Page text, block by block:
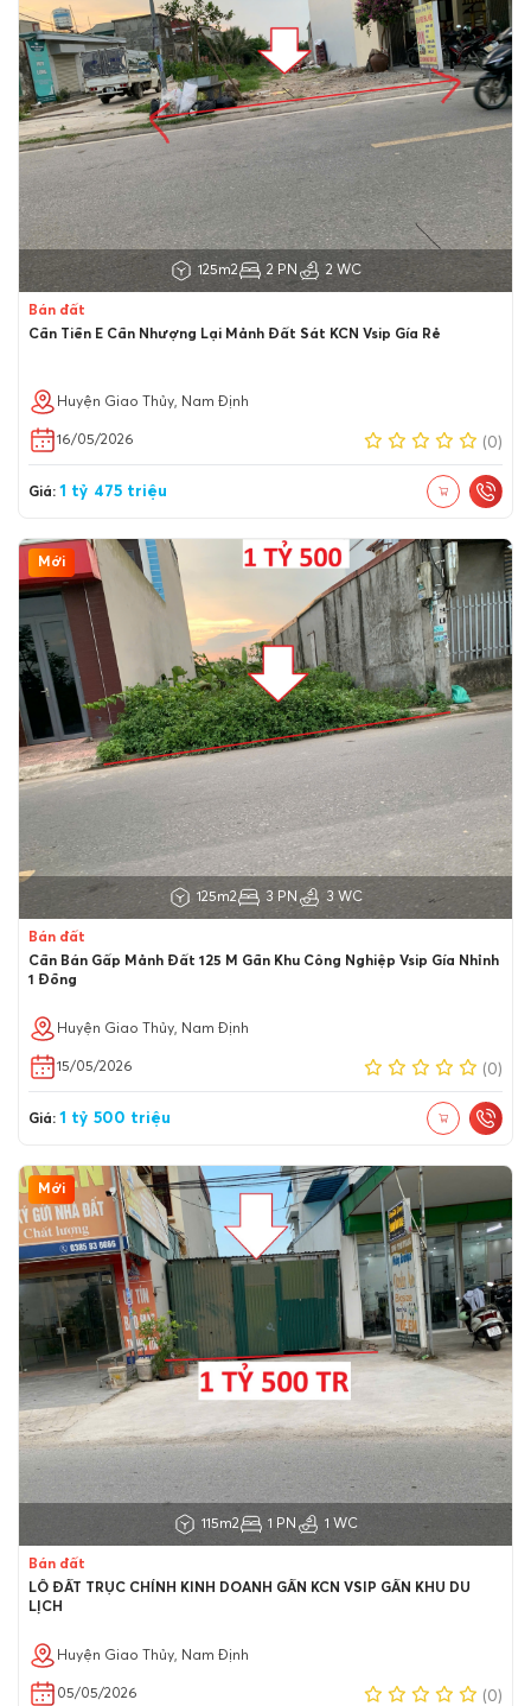
125m2 2 PN 2 WC
Bán đất
Cần Tiền E Cần Nhượng Lại Mảnh Đất Sát KCN Vsip Gía Rẻ
Huyện Giao Thủy, Nam Định
16/05/2026 (0)
Giá: 1 tỷ 475 triệu
Mới
125m2 3 PN 3 WC
Bán đất
Cần Bán Gấp Mảnh Đất 125 M Gần Khu Công Nghiệp Vsip Gía Nhỉnh
1 Đồng
Huyện Giao Thủy, Nam Định
15/05/2026 (0)
Giá: 1 tỷ 500 triệu
Mới
115m2 1 PN 1 WC
Bán đất
LÔ ĐẤT TRỤC CHÍNH KINH DOANH GẦN KCN VSIP GẦN KHU DU
LỊCH
Huyện Giao Thủy, Nam Định
05/05/2026 (0)